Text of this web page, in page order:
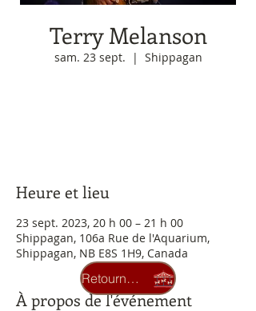
Terry Melanson
sam. 23 sept.
  |
Shippagan
Heure et lieu
23 sept. 2023, 20 h 00 – 21 h 00
Shippagan, 106a Rue de l'Aquarium,
Shippagan, NB E8S 1H9, Canada
À propos de l'événement
Retourner au carrousel